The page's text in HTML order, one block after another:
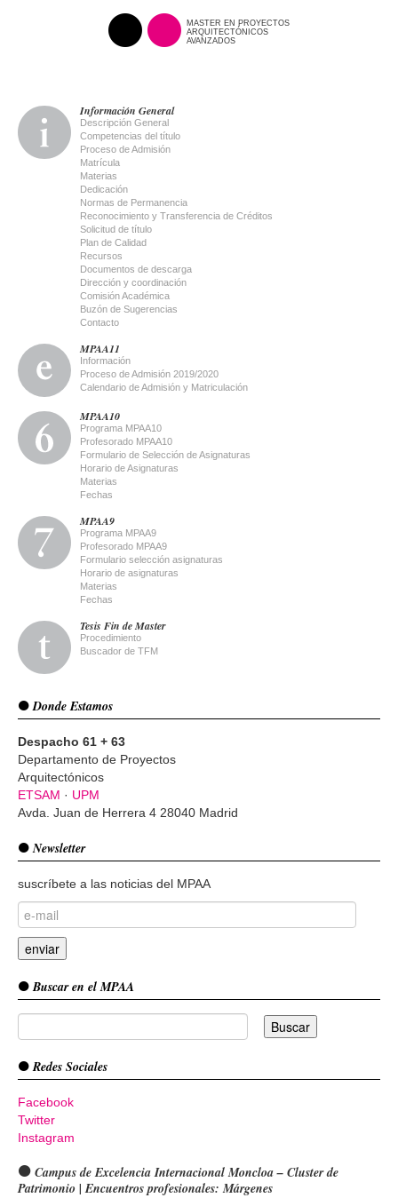
MASTER EN PROYECTOS
ARQUITECTÓNICOS
AVANZADOS
Información General
Descripción General
Competencias del título
Proceso de Admisión
Matrícula
Materias
Dedicación
Normas de Permanencia
Reconocimiento y Transferencia de Créditos
Solicitud de título
Plan de Calidad
Recursos
Documentos de descarga
Dirección y coordinación
Comisión Académica
Buzón de Sugerencias
Contacto
MPAA11
Información
Proceso de Admisión 2019/2020
Calendario de Admisión y Matriculación
MPAA10
Programa MPAA10
Profesorado MPAA10
Formulario de Selección de Asignaturas
Horario de Asignaturas
Materias
Fechas
MPAA9
Programa MPAA9
Profesorado MPAA9
Formulario selección asignaturas
Horario de asignaturas
Materias
Fechas
Tesis Fin de Master
Procedimiento
Buscador de TFM
Donde Estamos
Despacho 61 + 63
Departamento de Proyectos
Arquitectónicos
ETSAM · UPM
Avda. Juan de Herrera 4 28040 Madrid
Newsletter
suscríbete a las noticias del MPAA
Buscar en el MPAA
Redes Sociales
Facebook
Twitter
Instagram
Campus de Excelencia Internacional Moncloa – Cluster de
Patrimonio | Encuentros profesionales: Márgenes